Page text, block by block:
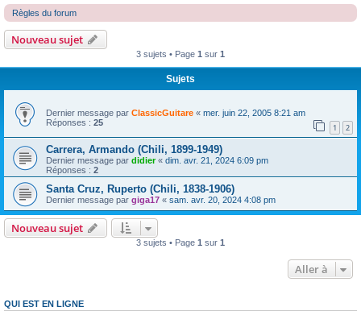
Règles du forum
Nouveau sujet
3 sujets • Page 1 sur 1
Sujets
Dernier message par ClassicGuitare « mer. juin 22, 2005 8:21 am
Réponses : 25 1 2
Carrera, Armando (Chili, 1899-1949)
Dernier message par didier« dim. avr. 21, 2024 6:09 pm
Réponses : 2
Santa Cruz, Ruperto (Chili, 1838-1906)
Dernier message par giga17 « sam. avr. 20, 2024 4:08 pm
Nouveau sujet
3 sujets • Page 1 sur 1
Aller à
QUI EST EN LIGNE